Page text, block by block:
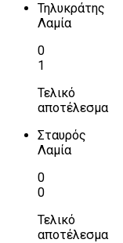
Τηλυκράτης
Λαμία
0
1
Τελικό
αποτέλεσμα
Σταυρός
Λαμία
0
0
Τελικό
αποτέλεσμα